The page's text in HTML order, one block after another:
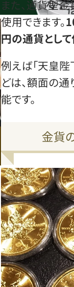
また、通貨型
使用できます。
円の通貨として
例えば「天皇
どは、額面の
能です。
金貨